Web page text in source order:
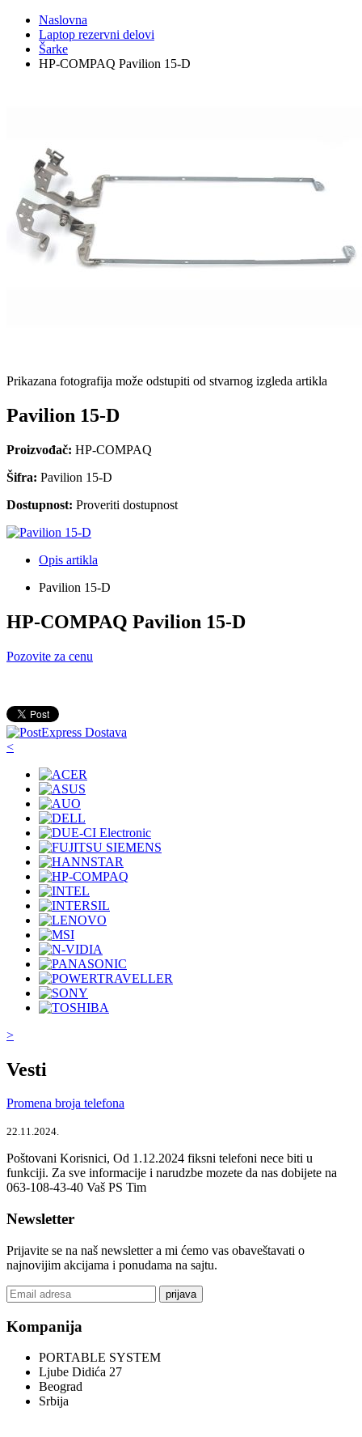
Naslovna
Laptop rezervni delovi
Šarke
HP-COMPAQ Pavilion 15-D
Prikazana fotografija može odstupiti od stvarnog izgleda artikla
Pavilion 15-D
Proizvođač: HP-COMPAQ
Šifra: Pavilion 15-D
Dostupnost: Proveriti dostupnost
Opis artikla
Pavilion 15-D
HP-COMPAQ Pavilion 15-D
Pozovite za cenu
<
>
Vesti
Promena broja telefona
22.11.2024.
Poštovani Korisnici, Od 1.12.2024 fiksni telefoni nece biti u
funkciji. Za sve informacije i narudzbe mozete da nas dobijete na
063-108-43-40 Vaš PS Tim
Newsletter
Prijavite se na naš newsletter a mi ćemo vas obaveštavati o
najnovijim akcijama i ponudama na sajtu.
prijava
Kompanija
PORTABLE SYSTEM
Ljube Didića 27
Beograd
Srbija